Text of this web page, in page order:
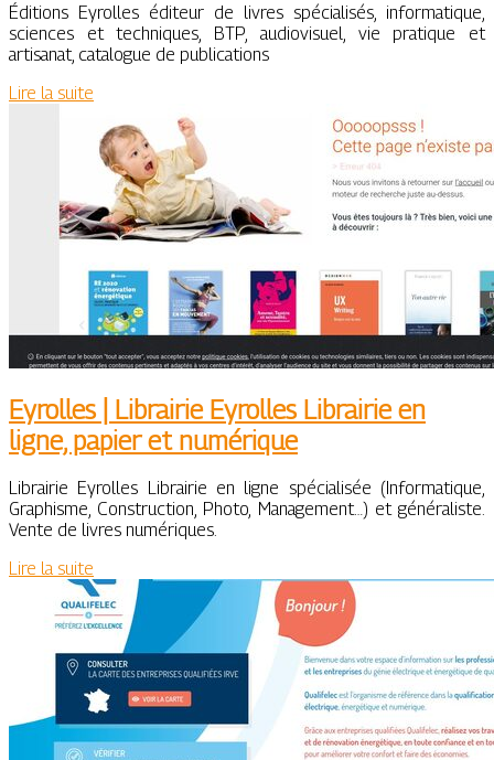
Éditions Eyrolles éditeur de livres spécialisés, informatique,
sciences et techniques, BTP, audiovisuel, vie pratique et
artisanat, catalogue de publications
Lire la suite
Eyrolles | Librairie Eyrolles Librairie en
ligne, papier et numérique
Librairie Eyrolles Librairie en ligne spécialisée (Informatique,
Graphisme, Construction, Photo, Management…) et généraliste.
Vente de livres numériques.
Lire la suite